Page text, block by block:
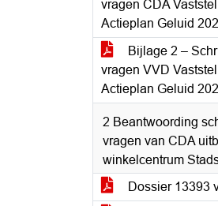
vragen CDA
Actieplan Geluid
Bijlage 2 –
vragen VVD
Actieplan Geluid
2 Beantwoording
vragen van CDA
winkelcentrum
Dossier 13393